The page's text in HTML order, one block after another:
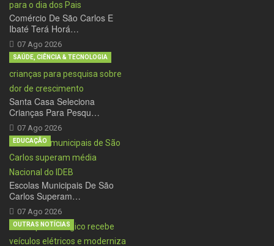
Comércio De São Carlos E
Ibaté Terá Horá…
07 Ago 2026
Santa Casa Seleciona
Crianças Para Pesqu…
07 Ago 2026
SAÚDE, CIÊNCIA & TECNOLOGIA
Escolas Municipais De São
Carlos Superam…
07 Ago 2026
EDUCAÇÃO
OUTRAS NOTÍCIAS